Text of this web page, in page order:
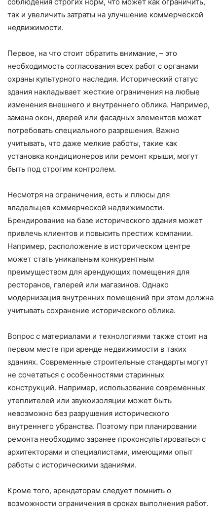
так и увеличить затраты на улучшение коммерческой
недвижимости.
Первое, на что стоит обратить внимание, – это
необходимость согласования всех работ с органами
охраны культурного наследия. Исторический статус
здания накладывает жесткие ограничения на любые
изменения внешнего и внутреннего облика. Например,
замена окон, дверей или фасадных элементов может
потребовать специального разрешения. Важно
учитывать, что даже мелкие работы, такие как
установка кондиционеров или ремонт крыши, могут
быть под строгим контролем.
Несмотря на ограничения, есть и плюсы для
владельцев коммерческой недвижимости.
Брендирование на базе исторического здания может
привлечь клиентов и повысить престиж компании.
Например, расположение в историческом центре
может стать уникальным конкурентным
преимуществом для арендующих помещения для
ресторанов, галерей или магазинов. Однако
модернизация внутренних помещений при этом должна
учитывать сохранение исторического облика.
Вопрос с материалами и технологиями также стоит на
первом месте при аренде недвижимости в таких
зданиях. Современные строительные стандарты могут
не сочетаться с особенностями старинных
конструкций. Например, использование современных
утеплителей или звукоизоляции может быть
невозможно без разрушения исторического
внутреннего убранства. Поэтому при планировании
ремонта необходимо заранее проконсультироваться с
архитекторами и специалистами, имеющими опыт
работы с историческими зданиями.
Кроме того, арендаторам следует помнить о
возможности ограничения в сроках выполнения работ.